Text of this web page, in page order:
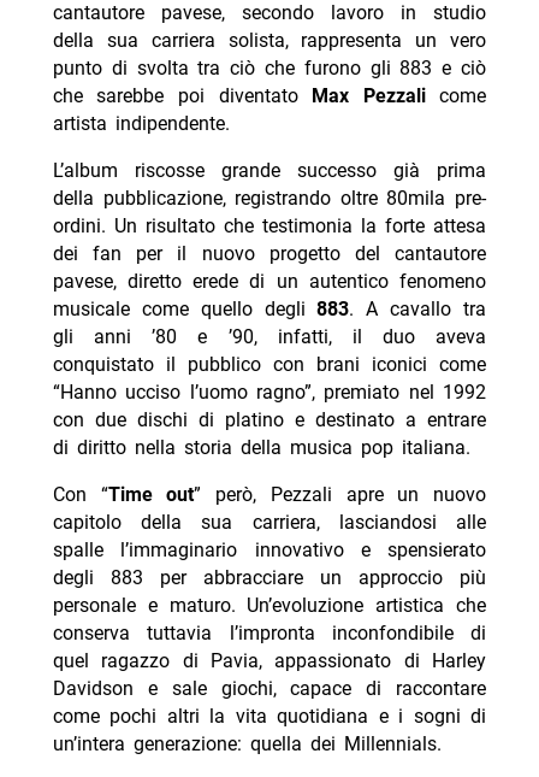
cantautore pavese, secondo lavoro in studio
della sua carriera solista, rappresenta un vero
punto di svolta tra ciò che furono gli 883 e ciò
che sarebbe poi diventato
Max Pezzalicome
artista indipendente.
L’album riscosse grande successo già prima
della pubblicazione, registrando oltre 80mila pre-
ordini. Un risultato che testimonia la forte attesa
dei fan per il nuovo progetto del cantautore
pavese, diretto erede di un autentico fenomeno
musicale come quello degli883. A cavallo tra
gli anni ’80 e ’90, infatti, il duo aveva
conquistato il pubblico con brani iconici come
“Hanno ucciso l’uomo ragno”, premiato nel 1992
con due dischi di platino e destinato a entrare
di diritto nella storia della musica pop italiana.
Con “Time out” però, Pezzali apre un nuovo
capitolo della sua carriera, lasciandosi alle
spalle l’immaginario innovativo e spensierato
degli 883 per abbracciare un approccio più
personale e maturo. Un’evoluzione artistica che
conserva tuttavia l’impronta inconfondibile di
quel ragazzo di Pavia, appassionato di Harley
Davidson e sale giochi, capace di raccontare
come pochi altri la vita quotidiana e i sogni di
un’intera generazione: quella dei Millennials.